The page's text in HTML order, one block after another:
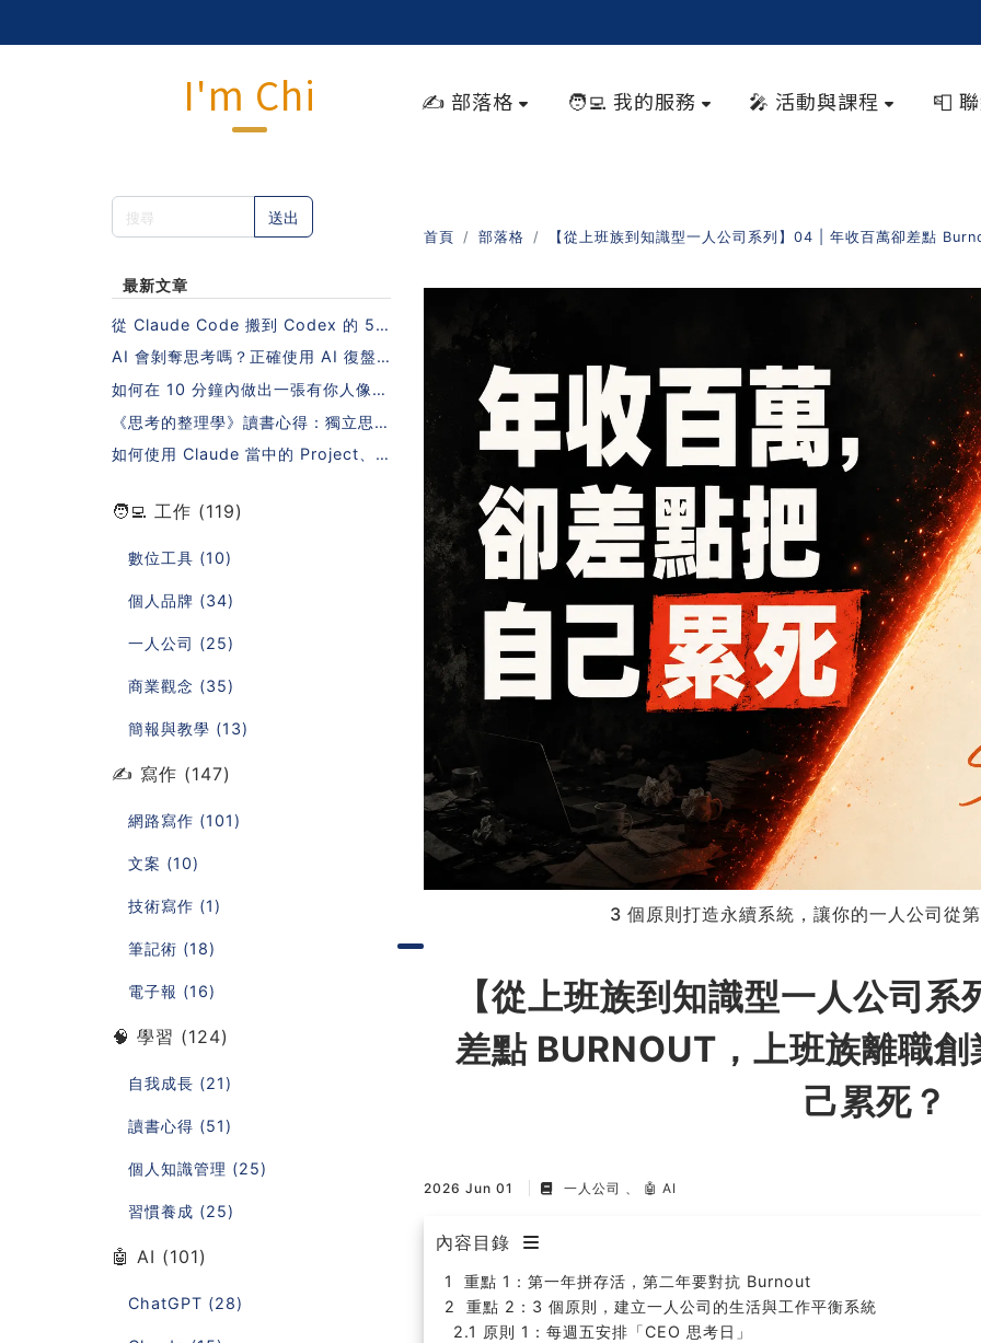
I'm Chi ✍️ 部落格 🧑‍💻 我的服務 🎤 活動與課程 📮
送出
最新文章
從 Claude Code 搬到 Codex 的 5
步驟指南（不需要重寫 Skills 也能做
到！）
AI 會剝奪思考嗎？正確使用 AI 復盤
的 5 個步驟
如何在 10 分鐘內做出一張有你人像照
片的日系課程封面？
《思考的整理學》讀書心得：獨立思考
的秘密，藏在一本沒有 AI 的年代寫下
的書裡
如何使用 Claude 當中的 Project、S
🧑‍💻 工作 (119)
數位工具 (10)
個人品牌 (34)
一人公司 (25)
商業觀念 (35)
簡報與教學 (13)
✍️ 寫作 (147)
網路寫作 (101)
文案 (10)
技術寫作 (1)
筆記術 (18)
電子報 (16)
🧠 學習 (124)
自我成長 (21)
讀書心得 (51)
個人知識管理 (25)
習慣養成 (25)
🤖 AI (101)
ChatGPT (28)
首頁 部落格 【從上班族到知識型一人公司系列】04 | 年收百萬卻差點
3 個原則打造永續系統，讓你的一人公司從
【從上班族到知識型一人公司
差點 BURNOUT，上班族離職
己累死？
2026 Jun 01 一人公司 🤖 AI
內容目錄
重點 1：第一年拼存活，第二年要對抗 Burnout
重點 2：3 個原則，建立一人公司的生活與工作平衡系統
原則 1：每週五安排「CEO 思考日」